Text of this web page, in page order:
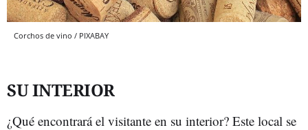
Corchos de vino / PIXABAY
SU INTERIOR
¿Qué encontrará el visitante en su interior? Este local se